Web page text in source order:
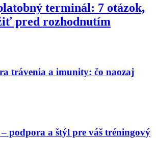
terminál: 7 otázok,
pred rozhodnutím
trávenia a imunity: čo naozaj
podpora a štýl pre váš tréningový